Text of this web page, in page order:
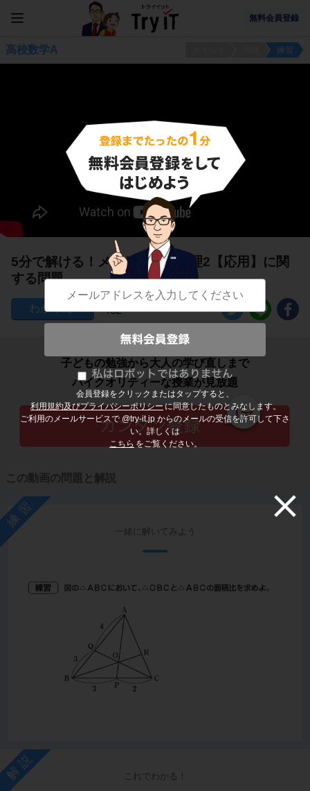
無料会員登録
会員登録をクリックまたはタップすると、
利用規約及びプライバシーポリシーに同意したものとみなします。
ご利用のメールサービスで @try-it.jp からのメールの受信を許可して下さ
い。詳しくは
こちら をご覧ください。
高校数学A 練習
5分で解ける！メネラウスの定理2【応用】に関
する問題
132
子どもの勉強から大人の学び直しまで
ハイクオリティーな授業が見放題
この動画の問題と解説
練習
一緒に解いてみよう
解説 これでわかる！